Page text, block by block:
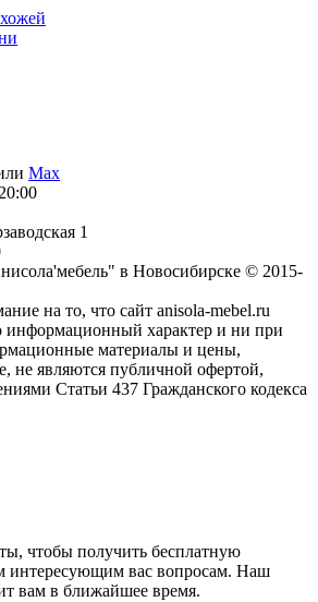
Max
1
в Новосибирске © 2015-
на то, что сайт anisola-mebel.ru
информационный характер и ни при
материалы и цены,
не являются публичной офертой,
Статьи 437 Гражданского кодекса
чтобы получить бесплатную
интересующим вас вопросам. Наш
вам в ближайшее время.